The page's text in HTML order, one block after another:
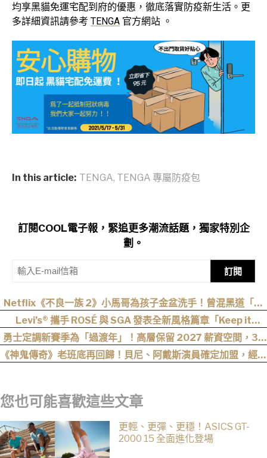
均享黑貓免運宅配到府的優惠，徹底落實防疫新生活。更
多詳細資訊請參考 TENGA 官方網站 。
In this article: TENGA, TENGA 專屬防疫包
訂閱COOL電子報，緊追更多潮流話題，獨家特別企
劃。
訂閱
Netflix《不良一族 2》小馬哥為孩子金盆洗手！曾混黑道「割
掉小拇指」，女來賓全被帥到：超有骨氣
Levi’s® 攜手 ROSÉ 與 SGA 發表全新風格篇章「Keep it
Loose」，全新寬版丹寧登場！
勇士定調新賽季為「過渡年」！高層保留 2027 薪資空間，38
歲 Stephen Curry 恐無幫手！
《神鬼傳奇》老班底再回歸！貝尼、阿戴斯演員確定加盟，經典
您也可能喜歡這些文章
更輕、更彈、更穩！ASICS GT-
2000 15 全面進化登場